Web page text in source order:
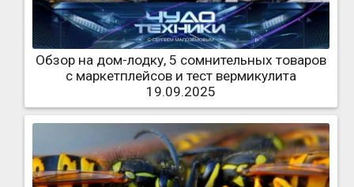
Обзор на дом-лодку, 5 сомнительных товаров
с маркетплейсов и тест вермикулита
19.09.2025